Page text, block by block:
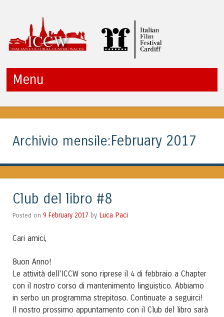
ITALIAN CULTURAL
CENTRE WALES
Menu
Archivio mensile:February 2017
Club del libro #8
Posted on 9 February 2017 by Luca Paci
Cari amici,
Buon Anno!
Le attività dell’ICCW sono riprese il 4 di febbraio a Chapter
con il nostro corso di mantenimento linguistico. Abbiamo
in serbo un programma strepitoso. Continuate a seguirci!
Il nostro prossimo appuntamento con il Club del libro sarà